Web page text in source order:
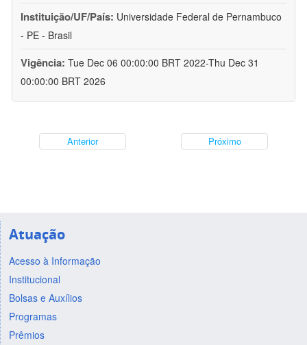
Instituição/UF/País: Universidade Federal de Pernambuco
- PE - Brasil
Vigência: Tue Dec 06 00:00:00 BRT 2022-Thu Dec 31
00:00:00 BRT 2026
Anterior Próximo
Atuação
Acesso à Informação
Institucional
Bolsas e Auxílios
Programas
Prêmios